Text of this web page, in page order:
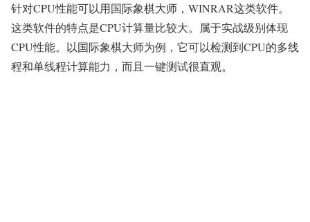
针对CPU性能可以用国际象棋大师，WINRAR这类软件。
这类软件的特点是CPU计算量比较大。属于实战级别体现
CPU性能。以国际象棋大师为例，它可以检测到CPU的多线
程和单线程计算能力，而且一键测试很直观。